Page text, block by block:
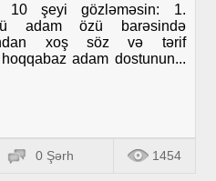
10 şeyi gözləməsin: 1.
adam özü barəsində
xoş söz və tərif
adam dostunun...
0 Şərh 1454